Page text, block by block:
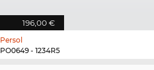
196,00 €
Persol
PO0649 - 1234R5